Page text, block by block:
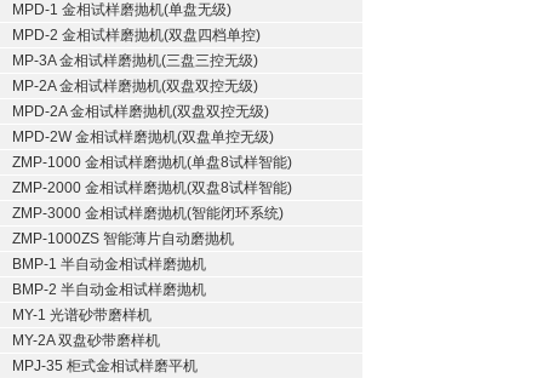
MPD-1 金相试样磨抛机(单盘无级)
MPD-2 金相试样磨抛机(双盘四档单控)
MP-3A 金相试样磨抛机(三盘三控无级)
MP-2A 金相试样磨抛机(双盘双控无级)
MPD-2A 金相试样磨抛机(双盘双控无级)
MPD-2W 金相试样磨抛机(双盘单控无级)
ZMP-1000 金相试样磨抛机(单盘8试样智能)
ZMP-2000 金相试样磨抛机(双盘8试样智能)
ZMP-3000 金相试样磨抛机(智能闭环系统)
ZMP-1000ZS 智能薄片自动磨抛机
BMP-1 半自动金相试样磨抛机
BMP-2 半自动金相试样磨抛机
MY-1 光谱砂带磨样机
MY-2A 双盘砂带磨样机
MPJ-35 柜式金相试样磨平机